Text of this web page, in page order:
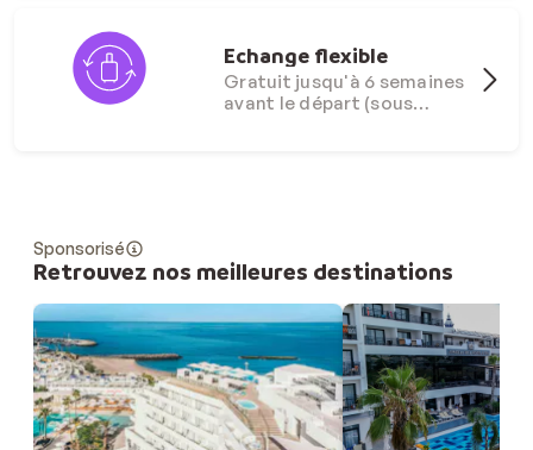
Echange flexible
Gratuit jusqu'à 6 semaines
avant le départ (sous
Sponsorisé
Retrouvez nos meilleures destinations